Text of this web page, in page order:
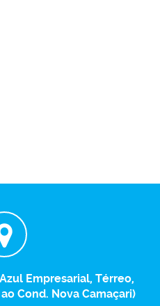
Empresarial, Térreo,
Cond. Nova Camaçari)